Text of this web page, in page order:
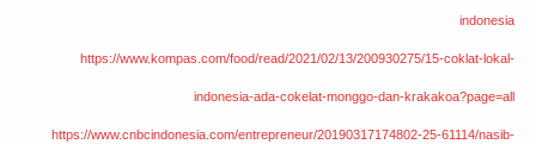
indonesia
https://www.kompas.com/food/read/2021/02/13/200930275/15-coklat-lokal-
indonesia-ada-cokelat-monggo-dan-krakakoa?page=all
https://www.cnbcindonesia.com/entrepreneur/20190317174802-25-61114/nasib-